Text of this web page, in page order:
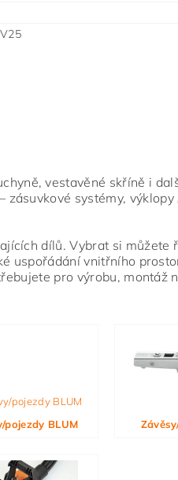
vestavěné skříně i
systémy,
dílů. Vybrat si můžete
uspořádání vnitřního
pro výrobu, montáž
pojezdy BLUM